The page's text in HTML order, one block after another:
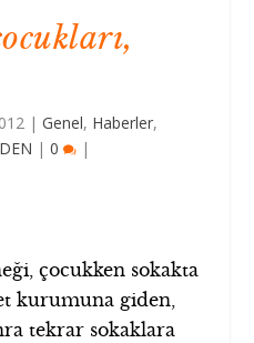
|Genel, Haberler,
|0 |
çocukken sokakta
kurumuna giden,
tekrar sokaklara